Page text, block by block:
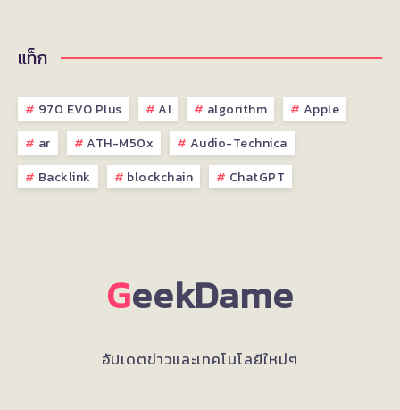
แท็ก
970 EVO Plus AI algorithm
Apple
ar
ATH-M50x
Audio-Technica
Backlink
blockchain ChatGPT
GeekDame
อัปเดตข่าวและเทคโนโลยีใหม่ๆ